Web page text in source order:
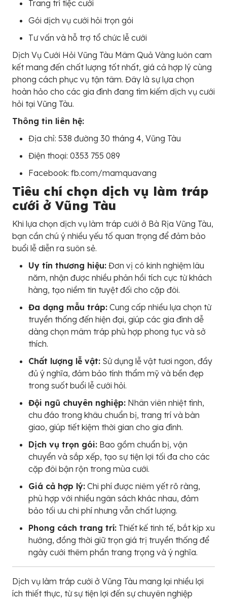
Trang trí tiệc cưới
Gói dịch vụ cưới hỏi trọn gói
Tư vấn và hỗ trợ tổ chức lễ cưới
Dịch Vụ Cưới Hỏi Vũng Tàu Mâm Quả Vàng luôn cam
kết mang đến chất lượng tốt nhất, giá cả hợp lý cùng
phong cách phục vụ tận tâm. Đây là sự lựa chọn
hoàn hảo cho các gia đình đang tìm kiếm dịch vụ cưới
hỏi tại Vũng Tàu.
Thông tin liên hệ:
Địa chỉ: 538 đường 30 tháng 4, Vũng Tàu
Điện thoại: 0353 755 089
Facebook: fb.com/mamquavang
Tiêu chí chọn dịch vụ làm tráp
cưới ở Vũng Tàu
Khi lựa chọn dịch vụ làm tráp cưới ở Bà Rịa Vũng Tàu,
bạn cần chú ý nhiều yếu tố quan trọng để đảm bảo
buổi lễ diễn ra suôn sẻ.
Uy tín thương hiệu: Đơn vị có kinh nghiệm lâu
năm, nhận được nhiều phản hồi tích cực từ khách
hàng, tạo niềm tin tuyệt đối cho cặp đôi.
Đa dạng mẫu tráp: Cung cấp nhiều lựa chọn từ
truyền thống đến hiện đại, giúp các gia đình dễ
dàng chọn mâm tráp phù hợp phong tục và sở
thích.
Chất lượng lễ vật: Sử dụng lễ vật tươi ngon, đầy
đủ ý nghĩa, đảm bảo tính thẩm mỹ và bền đẹp
trong suốt buổi lễ cưới hỏi.
Đội ngũ chuyên nghiệp: Nhân viên nhiệt tình,
chu đáo trong khâu chuẩn bị, trang trí và bàn
giao, giúp tiết kiệm thời gian cho gia đình.
Dịch vụ trọn gói: Bao gồm chuẩn bị, vận
chuyển và sắp xếp, tạo sự tiện lợi tối đa cho các
cặp đôi bận rộn trong mùa cưới.
Giá cả hợp lý: Chi phí được niêm yết rõ ràng,
phù hợp với nhiều ngân sách khác nhau, đảm
bảo tối ưu chi phí nhưng vẫn chất lượng.
Phong cách trang trí: Thiết kế tinh tế, bắt kịp xu
hướng, đồng thời giữ trọn giá trị truyền thống để
ngày cưới thêm phần trang trọng và ý nghĩa.
Dịch vụ làm tráp cưới ở Vũng Tàu mang lại nhiều lợi
ích thiết thực, từ sự tiện lợi đến sự chuyên nghiệp